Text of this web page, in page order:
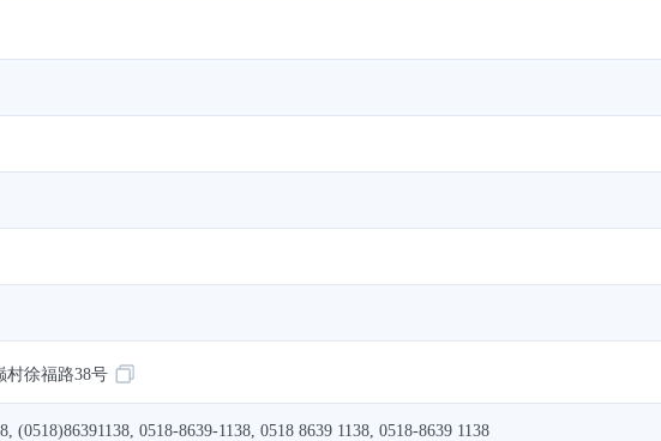
村徐福路38号
(0518)86391138, 0518-8639-1138, 0518 8639 1138, 0518-8639 1138